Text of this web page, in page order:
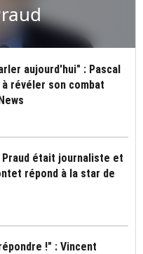
aujourd'hui" : Pascal
révéler son combat
Praud était journaliste et
répond à la star de
!" : Vincent